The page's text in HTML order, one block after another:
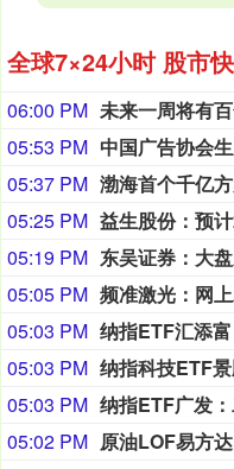
全球7×24小时 股市
06:00 PM
05:53 PM
05:37 PM
05:25 PM
05:19 PM 东吴证券：大
05:05 PM 频准激光：网
05:03 PM
05:03 PM
05:03 PM
05:02 PM